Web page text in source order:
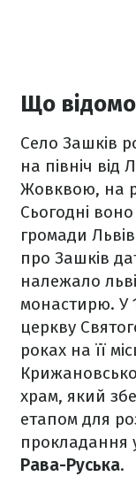
Що
Село Зашків
на північ від
Жовквою, на
Сьогодні
громади
про Зашків
належало
монастирю. У
церкву
роках на її
храм, який
етапом для
прокладання
Рава-Руська.